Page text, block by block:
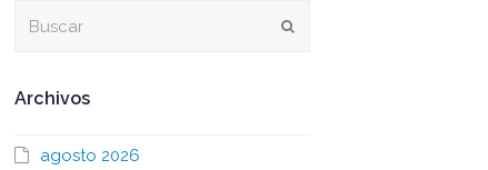
Archivos
agosto 2026